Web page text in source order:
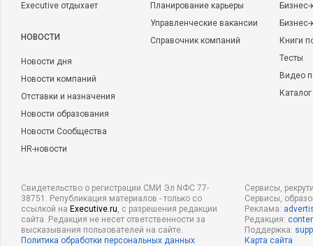
Executive отдыхает
НОВОСТИ
Новости дня
Новости компаний
Отставки и назначения
Новости образования
Новости Сообщества
HR-новости
Планирование карьеры
Управленческие вакансии
Справочник компаний
Бизнес-
Книги
Тесты
Видео
Свидетельство о регистрации СМИ Эл NФС 77-
38751. Републикация материалов - только со
ссылкой на Executive.ru, с разрешения редакции
сайта. Редакция не несет ответственности за
высказывания пользователей на сайте.
Политика обработки персональных данных
Сервисы,
Сервисы,
Реклама:
Редакция:
Поддержка:
Карта сайта